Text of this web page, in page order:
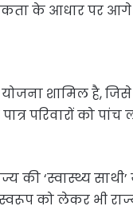
के आधार पर आगे
शामिल है,
परिवारों को
की ‘स्वास्थ्य
को लेकर भी